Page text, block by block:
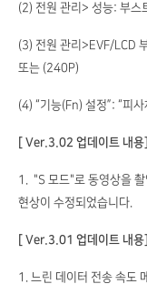
(2) 전원 관리> 성능: 부스
(3) 전원 관리>EVF/LCD
또는 (240P)
(4) “기능(Fn) 설정”: “피
[ Ver.3.02 업데이트 내용]
1. "S 모드"로 동영상을
현상이 수정되었습니다.
[ Ver.3.01 업데이트 내용]
1. 느린 데이터 전송 속도